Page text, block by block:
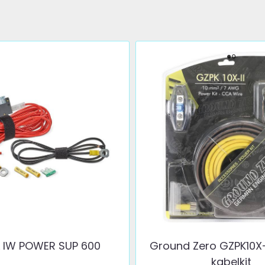
IW POWER SUP 600
Ground Zero
kabelkit